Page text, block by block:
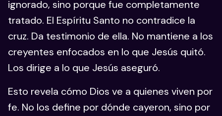
ignorado, sino porque fue completamente
tratado. El Espíritu Santo no contradice la
cruz. Da testimonio de ella. No mantiene a los
creyentes enfocados en lo que Jesús quitó.
Los dirige a lo que Jesús aseguró.
Esto revela cómo Dios ve a quienes viven por
fe. No los define por dónde cayeron, sino por